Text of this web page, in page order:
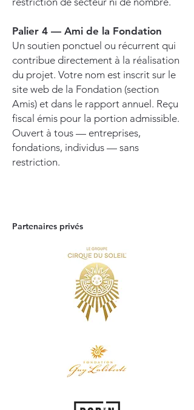
Palier 4 — Ami de la Fondation
Un soutien ponctuel ou récurrent qui
contribue directement à la réalisation
du projet. Votre nom est inscrit sur le
site web de la Fondation (section
Amis) et dans le rapport annuel. Reçu
fiscal émis pour la portion admissible.
Ouvert à tous — entreprises,
fondations, individus — sans
restriction.
Partenaires privés